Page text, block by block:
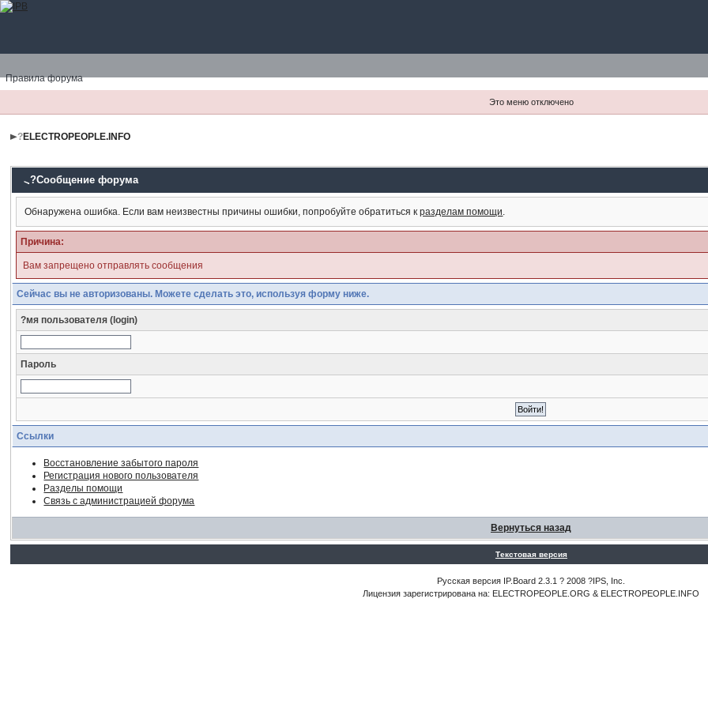
Правила форума
Это меню отключено
?ELECTROPEOPLE.INFO
?Сообщение форума
Обнаружена ошибка. Если вам неизвестны причины ошибки, попробуйте обратиться кразделам помощи.
Причина:
Вам запрещено отправлять сообщения
Сейчас вы не авторизованы. Можете сделать это, используя форму ниже.
?мя пользователя (login)
Пароль
Ссылки
Восстановление забытого пароля
Регистрация нового пользователя
Разделы помощи
Связь с администрацией форума
Вернуться назад
Текстовая версия
Русская версия IP.Board 2.3.1 ? 2008 ?IPS, Inc.
Лицензия зарегистрирована на: ELECTROPEOPLE.ORG & ELECTROPEOPLE.INFO